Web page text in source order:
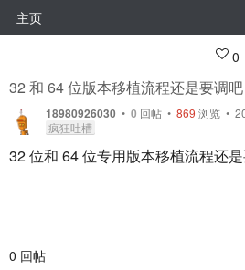
主页
0
32 和 64 位版本移植流程还是要调吧
18980926030 • 0 回帖 • 869 浏览 •
疯狂吐槽
32 位和 64 位专用版本移植流程还是
0 回帖